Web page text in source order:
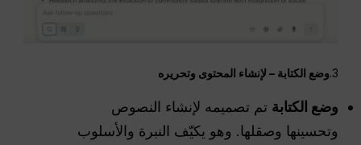
3. وضع الكتابة – لإنشاء المحتوى وتحريره
وضع الكتابة تم تصميمه لإنشاء النصوص
وتحسينها وصقلها. وهو يكيّف النبرة والأسلوب